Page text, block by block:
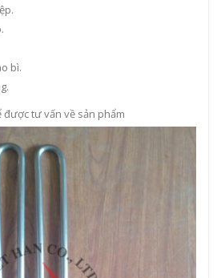
bì.
được tư vấn về sản phẩm